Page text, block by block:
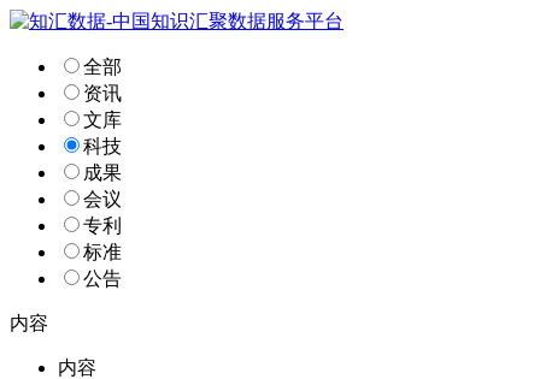
全部
资讯
文库
科技
成果
会议
专利
标准
公告
内容
内容